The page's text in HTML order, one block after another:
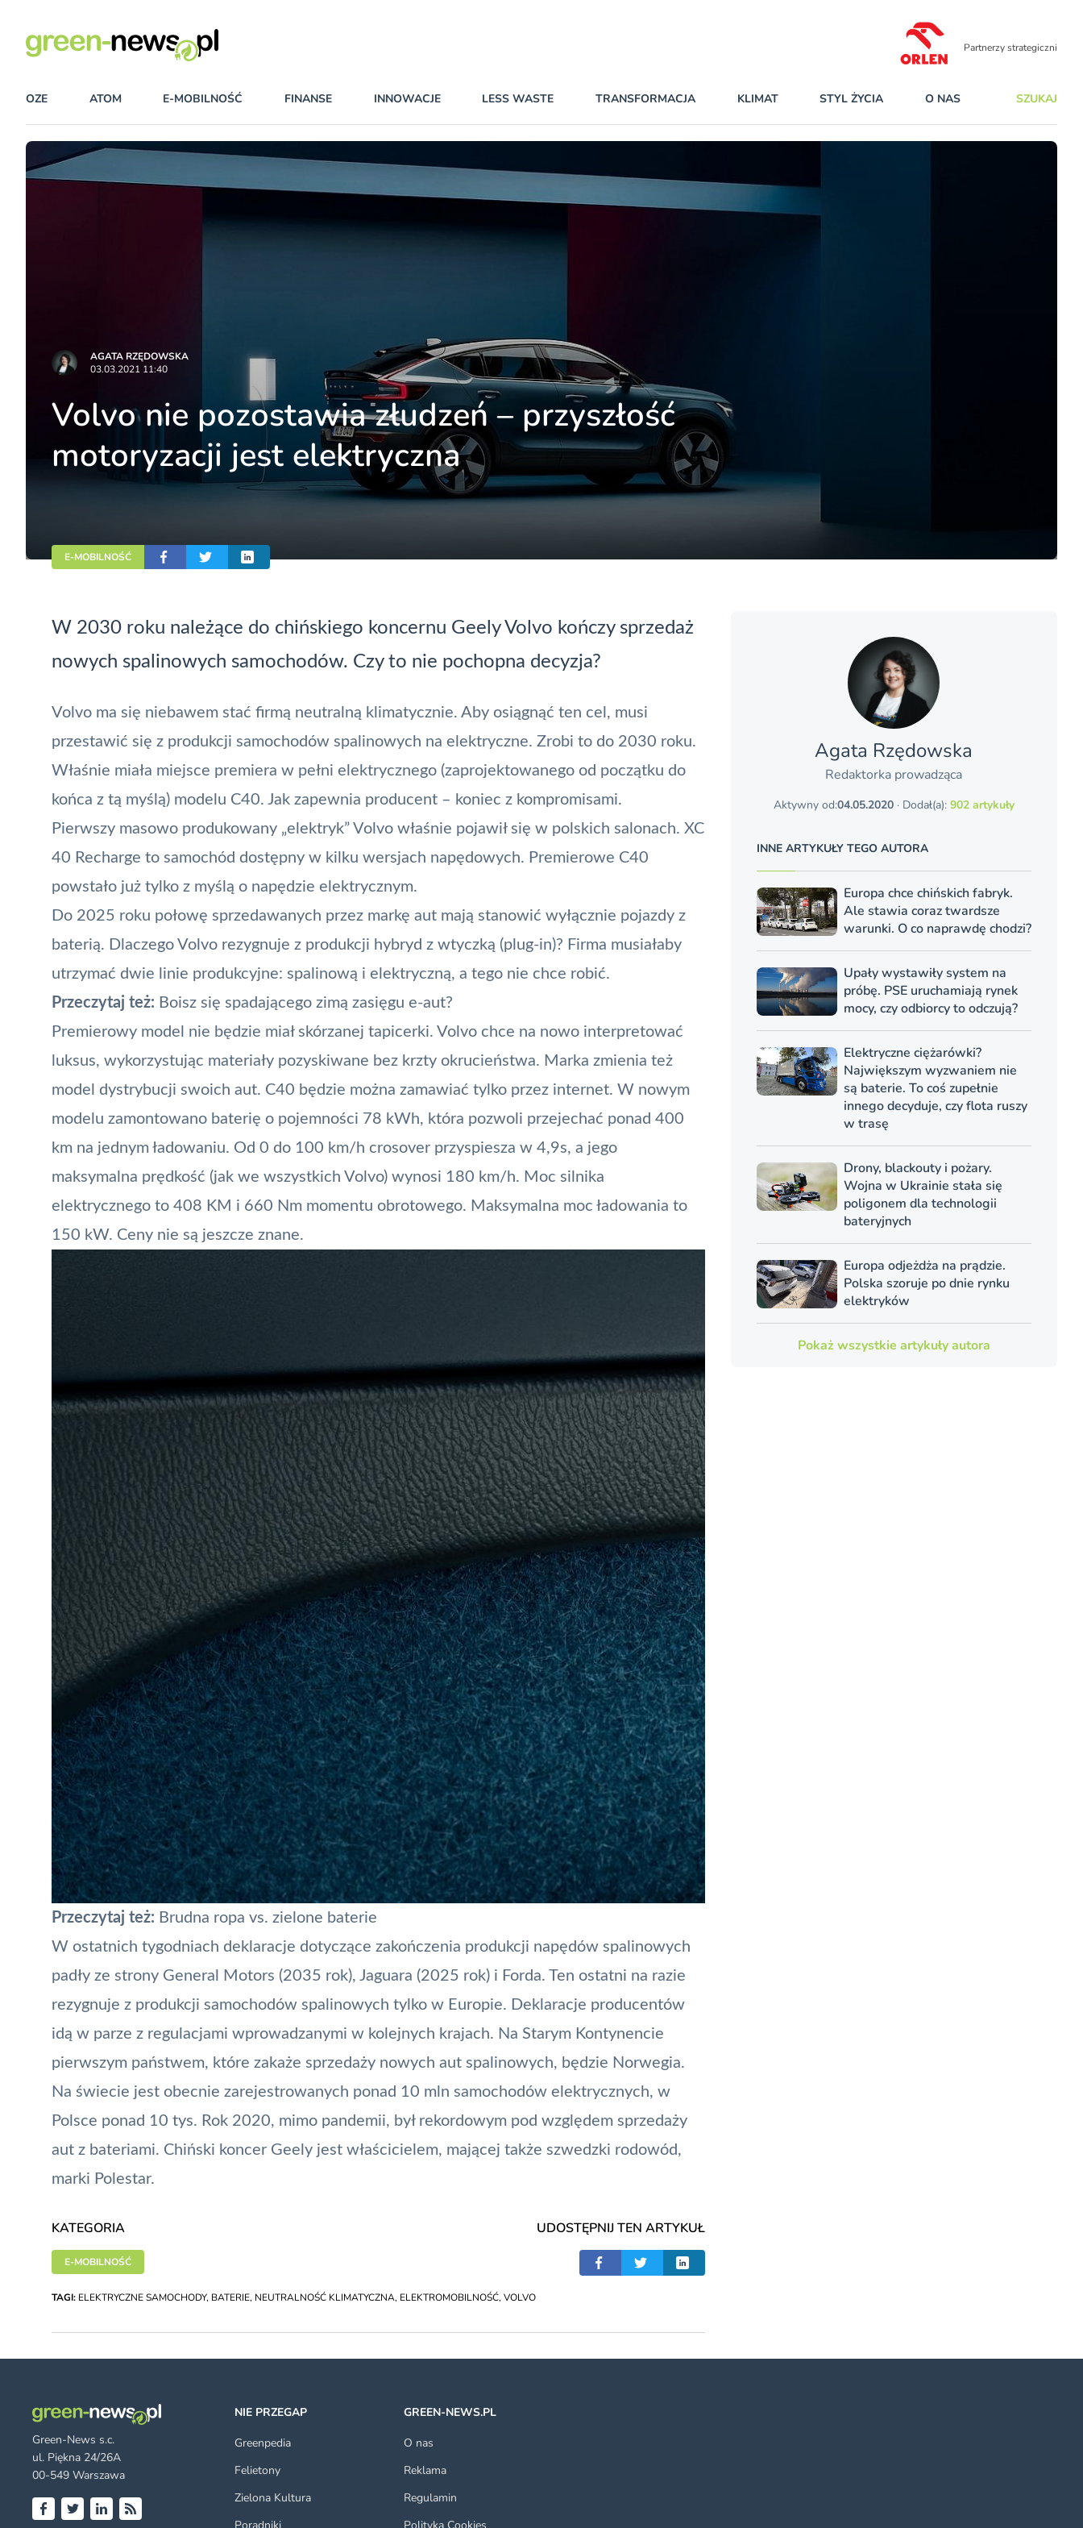
Partnerzy strategiczni
OZE ATOM E-MOBILNOŚĆ FINANSE INNOWACJE LESS WASTE TRANSFORMACJA KLIMAT STYL ŻYCIA O NAS SZUKAJ
AGATA RZĘDOWSKA
03.03.2021 11:40
Volvo nie pozostawia złudzeń – przyszłość
motoryzacji jest elektryczna
E-MOBILNOŚĆ
W 2030 roku należące do chińskiego koncernu Geely Volvo kończy sprzedaż
nowych spalinowych samochodów. Czy to nie pochopna decyzja?
Volvo ma się niebawem stać firmą neutralną klimatycznie. Aby osiągnąć ten cel, musi
przestawić się z produkcji samochodów spalinowych na elektryczne. Zrobi to do 2030 roku.
Właśnie miała miejsce premiera w pełni elektrycznego (zaprojektowanego od początku do
końca z tą myślą) modelu C40. Jak zapewnia producent – koniec z kompromisami.
Pierwszy masowo produkowany „elektryk” Volvo właśnie pojawił się w polskich salonach. XC
40 Recharge to samochód dostępny w kilku wersjach napędowych. Premierowe C40
powstało już tylko z myślą o napędzie elektrycznym.
Do 2025 roku połowę sprzedawanych przez markę aut mają stanowić wyłącznie pojazdy z
baterią. Dlaczego Volvo rezygnuje z produkcji hybryd z wtyczką (plug-in)? Firma musiałaby
utrzymać dwie linie produkcyjne: spalinową i elektryczną, a tego nie chce robić.
Przeczytaj też: Boisz się spadającego zimą zasięgu e-aut?
Premierowy model nie będzie miał skórzanej tapicerki. Volvo chce na nowo interpretować
luksus, wykorzystując materiały pozyskiwane bez krzty okrucieństwa. Marka zmienia też
model dystrybucji swoich aut. C40 będzie można zamawiać tylko przez internet. W nowym
modelu zamontowano baterię o pojemności 78 kWh, która pozwoli przejechać ponad 400
km na jednym ładowaniu. Od 0 do 100 km/h crosover przyspiesza w 4,9s, a jego
maksymalna prędkość (jak we wszystkich Volvo) wynosi 180 km/h. Moc silnika
elektrycznego to 408 KM i 660 Nm momentu obrotowego. Maksymalna moc ładowania to
150 kW. Ceny nie są jeszcze znane.
Przeczytaj też: Brudna ropa vs. zielone baterie
W ostatnich tygodniach deklaracje dotyczące zakończenia produkcji napędów spalinowych
padły ze strony General Motors (2035 rok), Jaguara (2025 rok) i Forda. Ten ostatni na razie
rezygnuje z produkcji samochodów spalinowych tylko w Europie. Deklaracje producentów
idą w parze z regulacjami wprowadzanymi w kolejnych krajach. Na Starym Kontynencie
pierwszym państwem, które zakaże sprzedaży nowych aut spalinowych, będzie Norwegia.
Na świecie jest obecnie zarejestrowanych ponad 10 mln samochodów elektrycznych, w
Polsce ponad 10 tys. Rok 2020, mimo pandemii, był rekordowym pod względem sprzedaży
aut z bateriami. Chiński koncer Geely jest właścicielem, mającej także szwedzki rodowód,
marki Polestar.
KATEGORIA
E-MOBILNOŚĆ
UDOSTĘPNIJ TEN ARTYKUŁ
TAGI: ELEKTRYCZNE SAMOCHODY, BATERIE, NEUTRALNOŚĆ KLIMATYCZNA, ELEKTROMOBILNOŚĆ, VOLVO
Agata Rzędowska
Redaktorka prowadząca
Aktywny od:04.05.2020· Dodał(a): 902 artykuły
INNE ARTYKUŁY TEGO AUTORA
Europa chce chińskich fabryk.
Ale stawia coraz twardsze
warunki. O co naprawdę chodzi?
Upały wystawiły system na
próbę. PSE uruchamiają rynek
mocy, czy odbiorcy to odczują?
Elektryczne ciężarówki?
Największym wyzwaniem nie
są baterie. To coś zupełnie
innego decyduje, czy flota ruszy
w trasę
Drony, blackouty i pożary.
Wojna w Ukrainie stała się
poligonem dla technologii
bateryjnych
Europa odjeżdża na prądzie.
Polska szoruje po dnie rynku
elektryków
Pokaż wszystkie artykuły autora
Green-News s.c.
ul. Piękna 24/26A
00-549 Warszawa
NIE PRZEGAP
Greenpedia
Felietony
Zielona Kultura
Poradniki
GREEN-NEWS.PL
O nas
Reklama
Regulamin
Polityka Cookies